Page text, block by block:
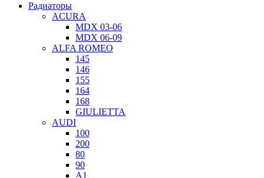
Радиаторы
ACURA
MDX 03-06
MDX 06-09
ALFA ROMEO
145
146
155
164
168
GIULIETTA
AUDI
100
200
80
90
A1